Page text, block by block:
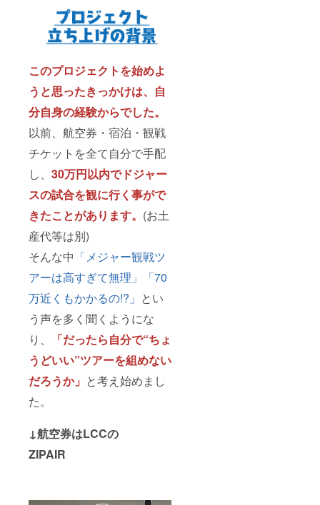
このプロジェクトを始めよ
うと思ったきっかけは、自
分自身の経験からでした。
以前、航空券・宿泊・観戦
チケットを全て自分で手配
し、 30万円以内でドジャー
スの試合を観に行く事がで
きたことがあります。 (お土
産代等は別)
そんな中 「メジャー観戦ツ
アーは高すぎて無理」「70
万近くもかかるの!?」 とい
う声を多く聞くようにな
り、
「だったら自分で“ちょ
うどいい”ツアーを組めない
だろうか」 と考え始めまし
た。
↓航空券はLCCの
ZIPAIR